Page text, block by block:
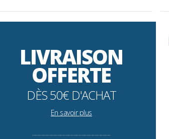
LIVRAISON
OFFERTE
DÈS 50€ D'ACHAT
En savoir plus
--------------------------------------------------------------------